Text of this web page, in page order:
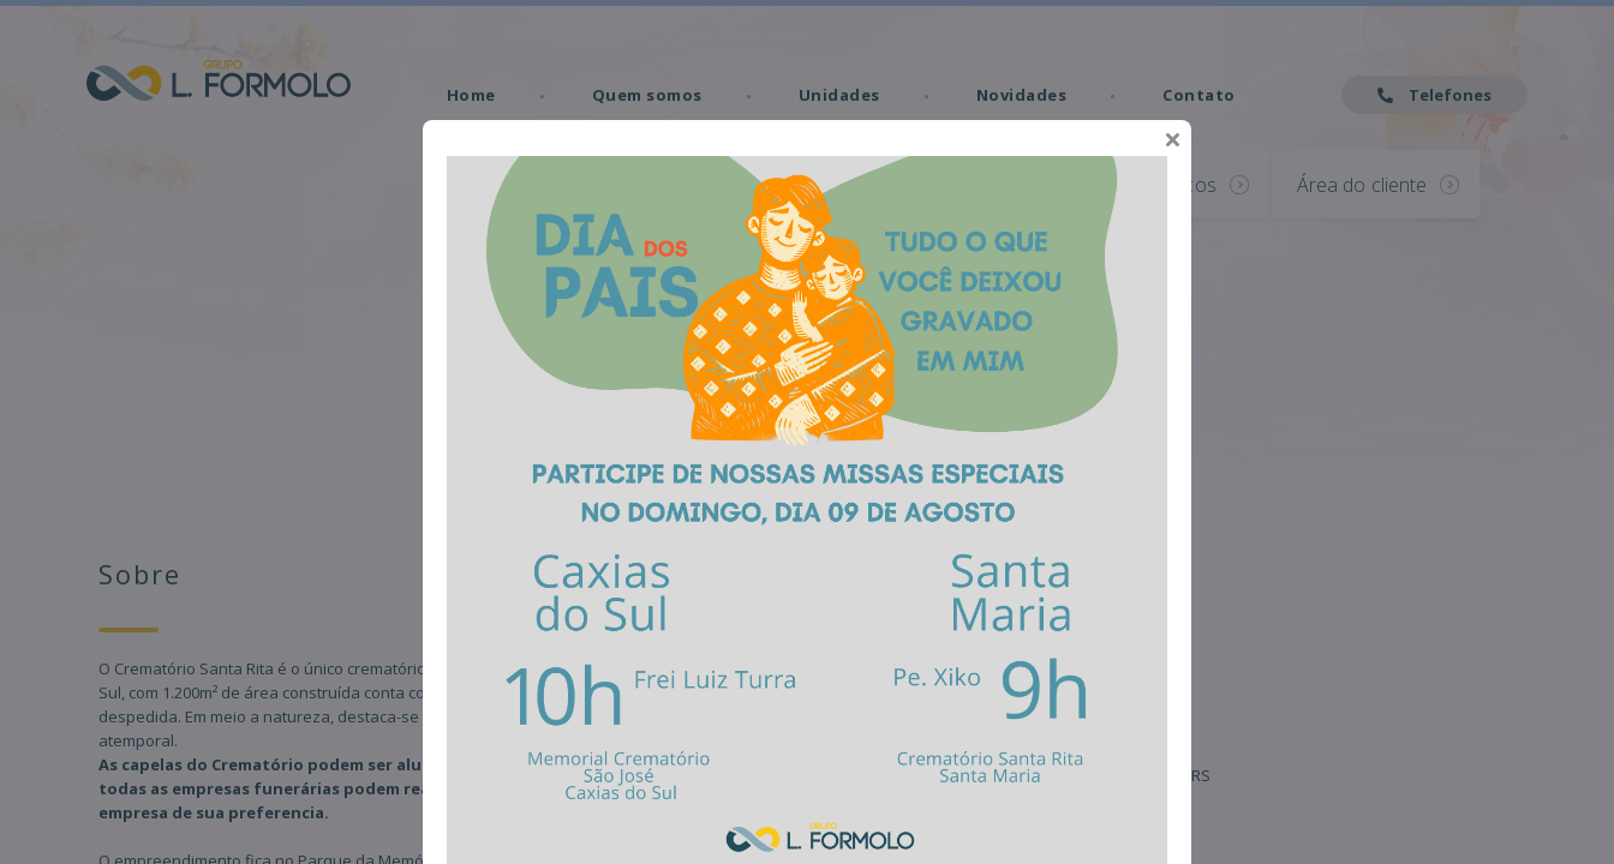
Telefones
Home Quem somos Unidades Novidades Contato
Obituário Memorial Virtual Serviços Área do cliente
Crematório Santa Rita
Santa Maria | RS
Sobre
O Crematório Santa Rita é o único crematório da Região Central do Estado do Rio Grande do
Sul, com 1.200m² de área construída conta com três capelas de velórios com cerimonial de
despedida. Em meio a natureza, destaca-se pela sua arquitetura contemporânea e
atemporal.
As capelas do Crematório podem ser alugadas para SEPULTAMENTO OU CREMAÇÃO e
todas as empresas funerárias podem realizar a reserva e a indicação. Exija na
empresa de sua preferencia.
(55) 3221.1709
Av. Prefeito Evandro Behr, 2833 Santa Maria | RS
Como chegar?